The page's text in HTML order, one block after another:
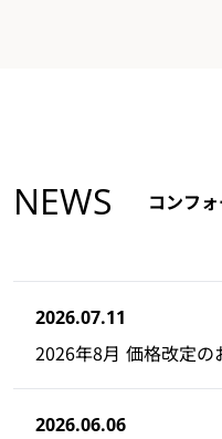
NEWS コンフ
2026.07.11
2026年8月 価格改定の
2026.06.06